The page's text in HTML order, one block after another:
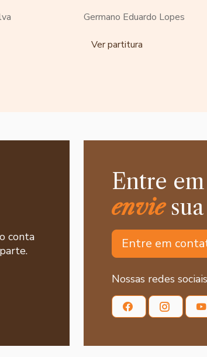
Germano Eduardo Lopes
Ver partitura
conta
Entre
enviesua
Entre em
Nossas redes sociais